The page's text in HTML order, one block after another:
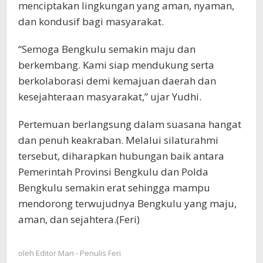
menciptakan lingkungan yang aman, nyaman,
dan kondusif bagi masyarakat.
“Semoga Bengkulu semakin maju dan
berkembang. Kami siap mendukung serta
berkolaborasi demi kemajuan daerah dan
kesejahteraan masyarakat,” ujar Yudhi.
Pertemuan berlangsung dalam suasana hangat
dan penuh keakraban. Melalui silaturahmi
tersebut, diharapkan hubungan baik antara
Pemerintah Provinsi Bengkulu dan Polda
Bengkulu semakin erat sehingga mampu
mendorong terwujudnya Bengkulu yang maju,
aman, dan sejahtera.(Feri)
oleh Editor Man - Penulis Feri